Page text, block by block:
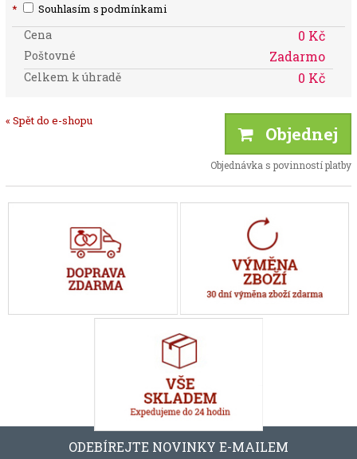
* Souhlasím s podmínkami
Cena 0 Kč
Poštovné Zadarmo
Celkem k úhradě 0 Kč
« Spět do e-shopu
Objednej
Objednávka s povinností platby
ODEBÍREJTE NOVINKY E-MAILEM